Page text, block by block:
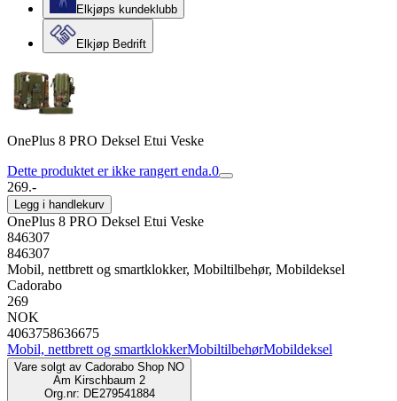
Elkjøps kundeklubb
Elkjøp Bedrift
OnePlus 8 PRO Deksel Etui Veske
Dette produktet er ikke rangert enda.0
269.-
Legg i handlekurv
OnePlus 8 PRO Deksel Etui Veske
846307
846307
Mobil, nettbrett og smartklokker, Mobiltilbehør, Mobildeksel
Cadorabo
269
NOK
4063758636675
Mobil, nettbrett og smartklokkerMobiltilbehørMobildeksel
Vare solgt av Cadorabo Shop NO
Am Kirschbaum 2
Org.nr: DE279541884